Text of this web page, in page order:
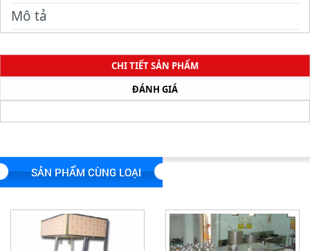
Mô tả
CHI TIẾT SẢN PHẨM
ĐÁNH GIÁ
SẢN PHẨM CÙNG LOẠI